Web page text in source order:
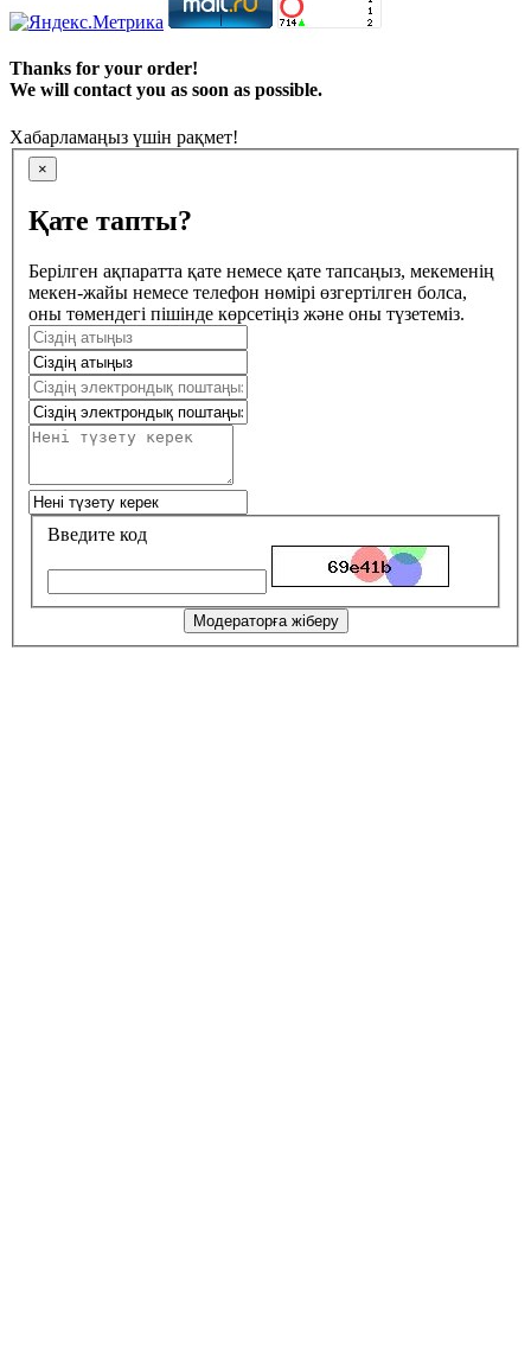
Thanks for your order!
We will contact you as soon as possible.
Хабарламаңыз үшін рақмет!
×
Қате тапты?
Берілген ақпаратта қате немесе қате тапсаңыз, мекеменің
мекен-жайы немесе телефон нөмірі өзгертілген болса,
оны төмендегі пішінде көрсетіңіз және оны түзетеміз.
Введите код
Модераторға жіберу